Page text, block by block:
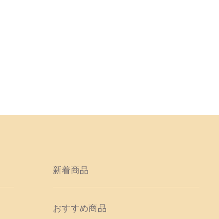
新着商品
おすすめ商品